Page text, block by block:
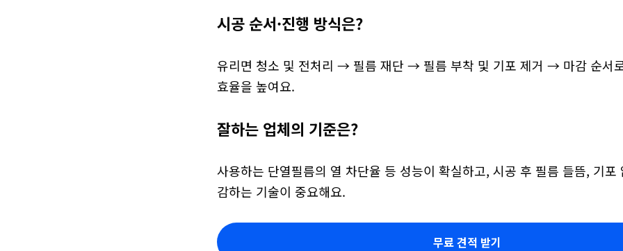
시공 순서·진행 방식은?
유리면 청소 및 전처리 → 필름 재단 → 필름 부착 및 기포 제거 → 마감 순서
효율을 높여요.
잘하는 업체의 기준은?
사용하는 단열필름의 열 차단율 등 성능이 확실하고, 시공 후 필름 들뜸, 기포
감하는 기술이 중요해요.
무료 견적 받기